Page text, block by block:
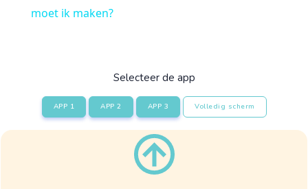
moet ik maken?
Selecteer de app
APP 1 APP 2 APP 3 Volledig scherm